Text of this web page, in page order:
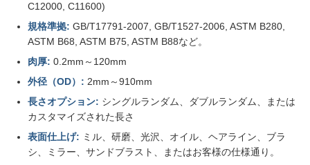
C12000, C11600)
規格準拠: GB/T17791-2007, GB/T1527-2006, ASTM B280,
ASTM B68, ASTM B75, ASTM B88など。
肉厚: 0.2mm～120mm
外径（OD）: 2mm～910mm
長さオプション: シングルランダム、ダブルランダム、または
カスタマイズされた長さ
表面仕上げ: ミル、研磨、光沢、オイル、ヘアライン、ブラ
シ、ミラー、サンドブラスト、またはお客様の仕様通り。